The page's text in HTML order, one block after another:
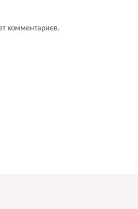
комментариев.